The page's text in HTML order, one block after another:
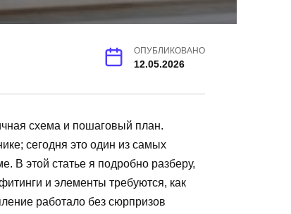
ОПУБЛИКОВАНО
12.05.2026
схема и пошаговый план.
сегодня это один из самых
В этой статье я подробно разберу,
и элементы требуются, как
работало без сюрпризов